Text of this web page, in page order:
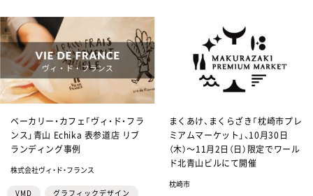
ベーカリー・カフェ「ヴィ・ド・フラ
ンス」青山 Echika 表参道店 リブ
ランディング事例
株式会社ヴィ・ド・フランス
VMD グラフィックデザイン
まくあけ、まくらざき「枕崎市プレ
ミアムマーケット」、10月30日
（木）～11月2日（日）限定でワール
ド北青山ビルにて開催
枕崎市